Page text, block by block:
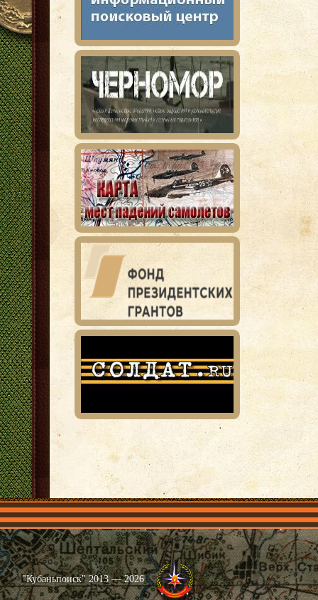
Главная Имена Общественные объединения Проекты
"Кубаньпоиск" 2013 — 2026